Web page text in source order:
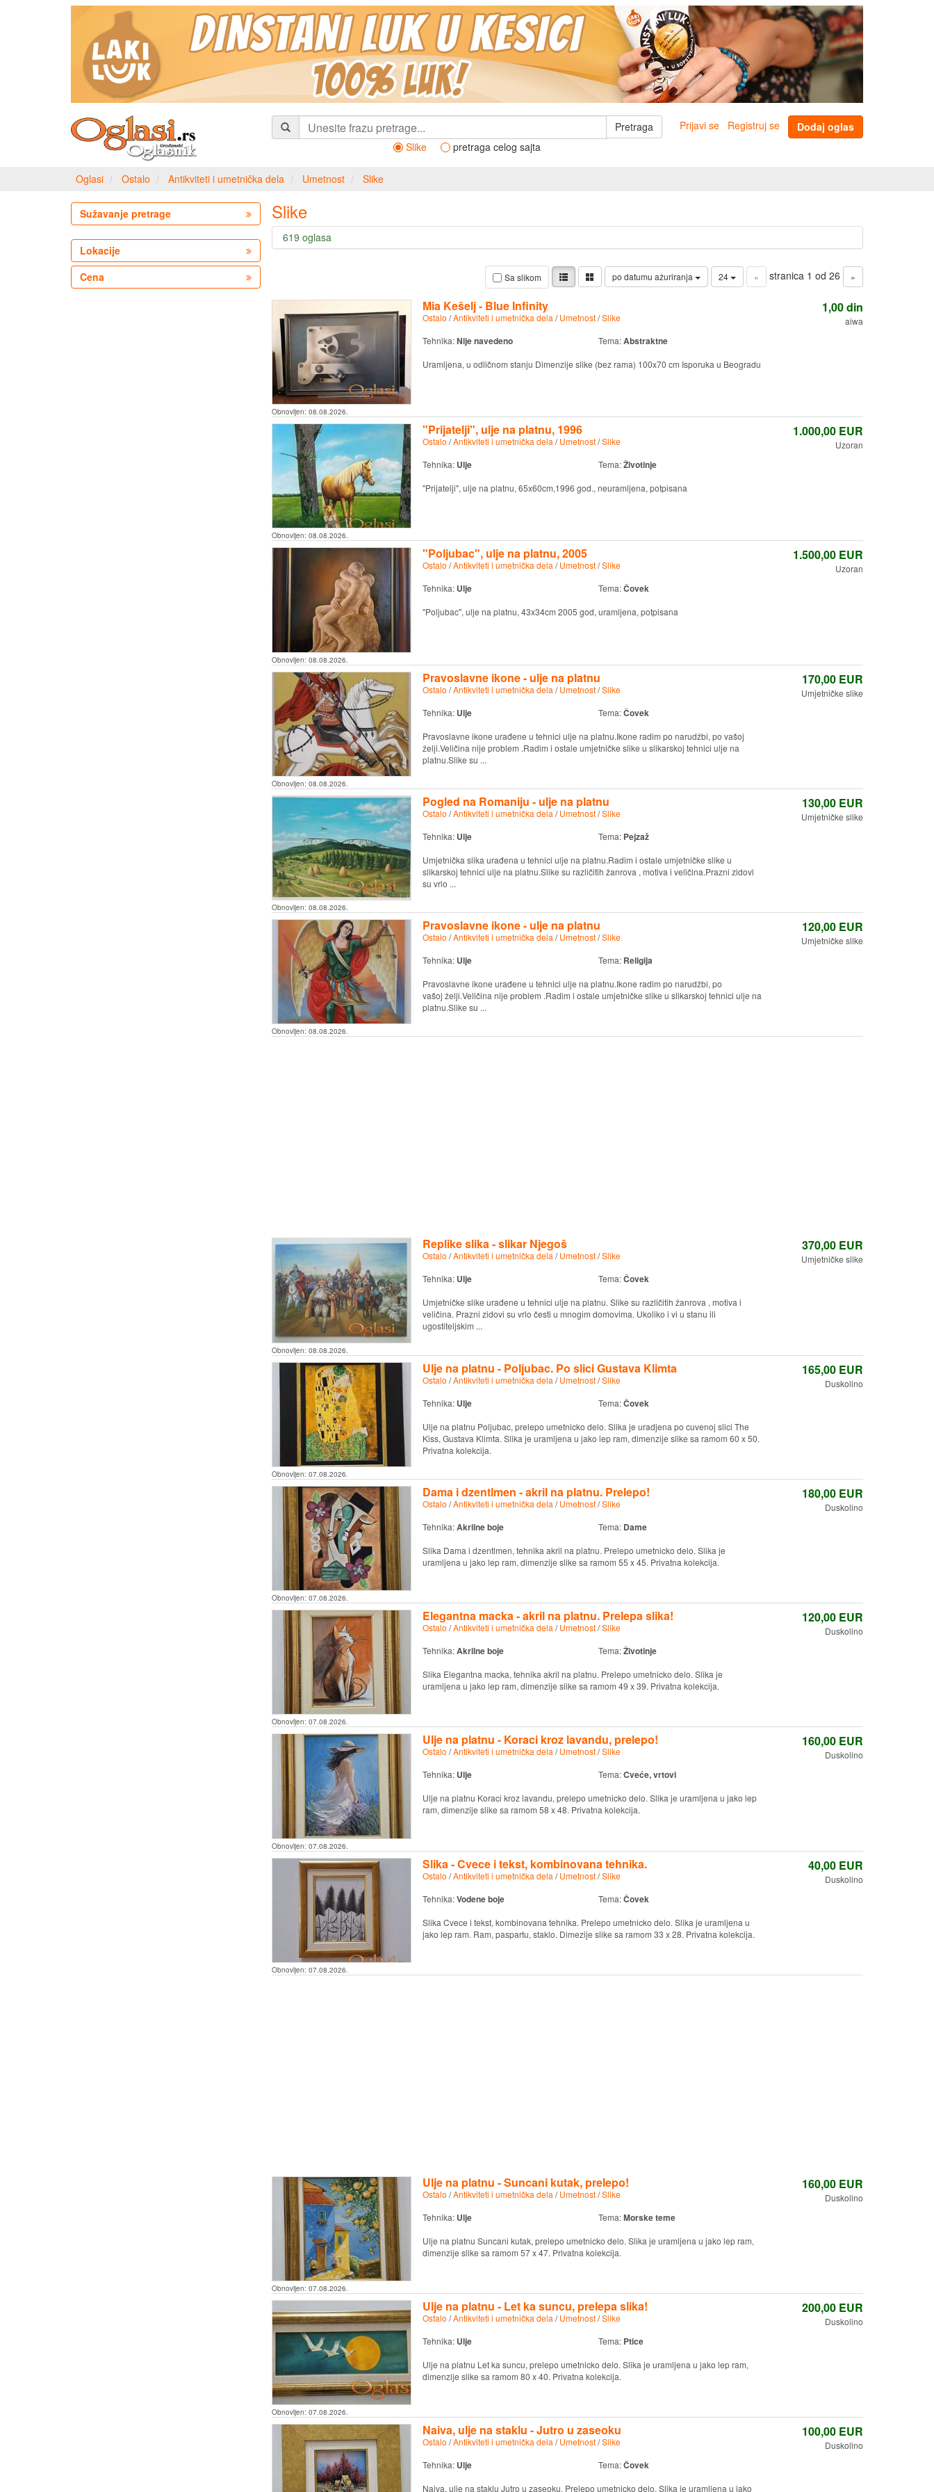
Pretraga
Slike
pretraga celog sajta
Prijavi se Registruj se Dodaj oglas
Oglasi Ostalo Antikviteti i umetnička dela Umetnost Slike
Sužavanje pretrage
Lokacije
Cena
Slike
619 oglasa
Sa slikom po datumu ažuriranja 24 « stranica 1 od 26 »
Obnovljen: 08.08.2026.
Mia Kešelj - Blue Infinity
Ostalo /Antikviteti i umetnička dela /Umetnost/Slike
Tehnika:Nije navedeno Tema:Abstraktne
Uramljena, u odličnom stanju Dimenzije slike (bez rama) 100x70 cm Isporuka u Beogradu
1,00din
aiwa
Obnovljen: 08.08.2026.
"Prijatelji", ulje na platnu, 1996
Ostalo /Antikviteti i umetnička dela /Umetnost/Slike
Tehnika: Ulje Tema:Životinje
"Prijatelji", ulje na platnu, 65x60cm,1996 god., neuramljena, potpisana
1.000,00EUR
Uzoran
Obnovljen: 08.08.2026.
"Poljubac", ulje na platnu, 2005
Ostalo /Antikviteti i umetnička dela /Umetnost/Slike
Tehnika: Ulje Tema:Čovek
"Poljubac", ulje na platnu, 43x34cm 2005 god, uramljena, potpisana
1.500,00EUR
Uzoran
Obnovljen: 08.08.2026.
Pravoslavne ikone - ulje na platnu
Ostalo /Antikviteti i umetnička dela /Umetnost/Slike
Tehnika: Ulje Tema:Čovek
Pravoslavne ikone urađene u tehnici ulje na platnu.Ikone radim po narudžbi, po vašoj
želji.Veličina nije problem .Radim i ostale umjetničke slike u slikarskoj tehnici ulje na
platnu.Slike su ...
170,00EUR
Umjetničke slike
Obnovljen: 08.08.2026.
Pogled na Romaniju - ulje na platnu
Ostalo /Antikviteti i umetnička dela /Umetnost/Slike
Tehnika: Ulje Tema: Pejzaž
Umjetnička slika urađena u tehnici ulje na platnu.Radim i ostale umjetničke slike u
slikarskoj tehnici ulje na platnu.Slike su različitih žanrova , motiva i veličina.Prazni zidovi
su vrlo ...
130,00EUR
Umjetničke slike
Obnovljen: 08.08.2026.
Pravoslavne ikone - ulje na platnu
Ostalo /Antikviteti i umetnička dela /Umetnost/Slike
Tehnika: Ulje Tema: Religija
Pravoslavne ikone urađene u tehnici ulje na platnu.Ikone radim po narudžbi, po
vašoj želji.Veličina nije problem .Radim i ostale umjetničke slike u slikarskoj tehnici ulje na
platnu.Slike su ...
120,00EUR
Umjetničke slike
Obnovljen: 08.08.2026.
Replike slika - slikar Njegoš
Ostalo /Antikviteti i umetnička dela /Umetnost/Slike
Tehnika: Ulje Tema:Čovek
Umjetničke slike urađene u tehnici ulje na platnu. Slike su različitih žanrova , motiva i
veličina. Prazni zidovi su vrlo česti u mnogim domovima. Ukoliko i vi u stanu ili
ugostiteljskim ...
370,00EUR
Umjetničke slike
Obnovljen: 07.08.2026.
Ulje na platnu - Poljubac. Po slici Gustava Klimta
Ostalo /Antikviteti i umetnička dela /Umetnost/Slike
Tehnika: Ulje Tema:Čovek
Ulje na platnu Poljubac, prelepo umetnicko delo. Slika je uradjena po cuvenoj slici The
Kiss, Gustava Klimta. Slika je uramljena u jako lep ram, dimenzije slike sa ramom 60 x 50.
Privatna kolekcija.
165,00EUR
Duskolino
Obnovljen: 07.08.2026.
Dama i dzentlmen - akril na platnu. Prelepo!
Ostalo /Antikviteti i umetnička dela /Umetnost/Slike
Tehnika:Akrilne boje Tema: Dame
Slika Dama i dzentlmen, tehnika akril na platnu. Prelepo umetnicko delo. Slika je
uramljena u jako lep ram, dimenzije slike sa ramom 55 x 45. Privatna kolekcija.
180,00EUR
Duskolino
Obnovljen: 07.08.2026.
Elegantna macka - akril na platnu. Prelepa slika!
Ostalo /Antikviteti i umetnička dela /Umetnost/Slike
Tehnika:Akrilne boje Tema:Životinje
Slika Elegantna macka, tehnika akril na platnu. Prelepo umetnicko delo. Slika je
uramljena u jako lep ram, dimenzije slike sa ramom 49 x 39. Privatna kolekcija.
120,00EUR
Duskolino
Obnovljen: 07.08.2026.
Ulje na platnu - Koraci kroz lavandu, prelepo!
Ostalo /Antikviteti i umetnička dela /Umetnost/Slike
Tehnika: Ulje Tema:Cveće, vrtovi
Ulje na platnu Koraci kroz lavandu, prelepo umetnicko delo. Slika je uramljena u jako lep
ram, dimenzije slike sa ramom 58 x 48. Privatna kolekcija.
160,00EUR
Duskolino
Obnovljen: 07.08.2026.
Slika - Cvece i tekst, kombinovana tehnika.
Ostalo /Antikviteti i umetnička dela /Umetnost/Slike
Tehnika:Vodene boje Tema:Čovek
Slika Cvece i tekst, kombinovana tehnika. Prelepo umetnicko delo. Slika je uramljena u
jako lep ram. Ram, paspartu, staklo. Dimezije slike sa ramom 33 x 28. Privatna kolekcija.
40,00EUR
Duskolino
Obnovljen: 07.08.2026.
Ulje na platnu - Suncani kutak, prelepo!
Ostalo /Antikviteti i umetnička dela /Umetnost/Slike
Tehnika: Ulje Tema:Morske teme
Ulje na platnu Suncani kutak, prelepo umetnicko delo. Slika je uramljena u jako lep ram,
dimenzije slike sa ramom 57 x 47. Privatna kolekcija.
160,00EUR
Duskolino
Obnovljen: 07.08.2026.
Ulje na platnu - Let ka suncu, prelepa slika!
Ostalo /Antikviteti i umetnička dela /Umetnost/Slike
Tehnika: Ulje Tema: Ptice
Ulje na platnu Let ka suncu, prelepo umetnicko delo. Slika je uramljena u jako lep ram,
dimenzije slike sa ramom 80 x 40. Privatna kolekcija.
200,00EUR
Duskolino
Naiva, ulje na staklu - Jutro u zaseoku
Ostalo /Antikviteti i umetnička dela /Umetnost/Slike
Tehnika: Ulje Tema:Čovek
Naiva, ulje na staklu Jutro u zaseoku. Prelepo umetnicko delo. Slika je uramljena u jako
100,00EUR
Duskolino